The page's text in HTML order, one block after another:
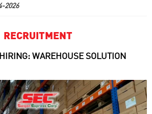
2026
RECRUITMENT
WAREHOUSE SOLUTION